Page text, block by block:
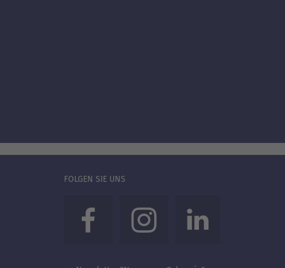
FOLGEN SIE UNS